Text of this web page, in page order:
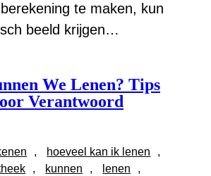
te maken, kun
beeld krijgen…
We Lenen? Tips
Verantwoord
, hoeveel kan ik lenen
, kunnen , lenen